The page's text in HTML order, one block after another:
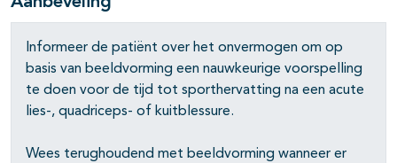
Informeer de patiënt over het onvermogen om op
basis van beeldvorming een nauwkeurige voorspelling
te doen voor de tijd tot sporthervatting na een acute
lies-, quadriceps- of kuitblessure.
Wees terughoudend met beeldvorming wanneer er